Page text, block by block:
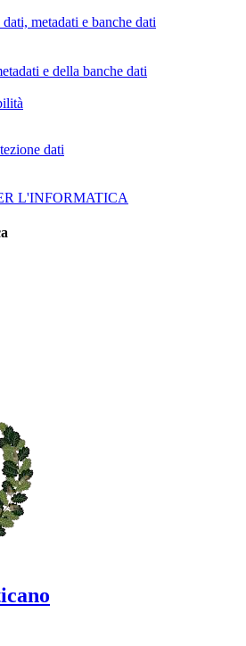
metadati e banche dati
e della banche dati
dati
L'INFORMATICA